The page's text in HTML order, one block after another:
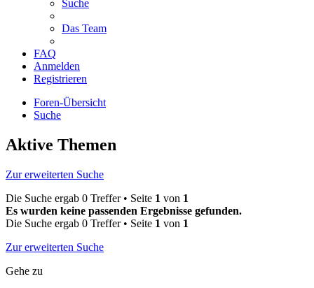
Suche
Das Team
FAQ
Anmelden
Registrieren
Foren-Übersicht
Suche
Aktive Themen
Zur erweiterten Suche
Die Suche ergab 0 Treffer • Seite 1 von 1
Es wurden keine passenden Ergebnisse gefunden.
Die Suche ergab 0 Treffer • Seite 1 von 1
Zur erweiterten Suche
Gehe zu